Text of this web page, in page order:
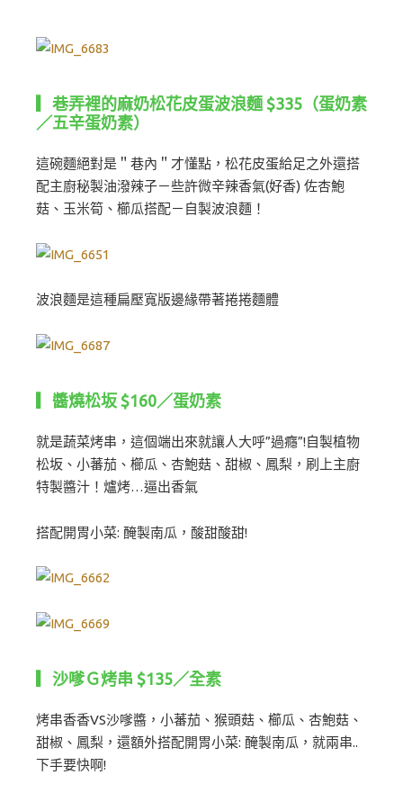
▎巷弄裡的麻奶松花皮蛋波浪麵 $335（蛋奶素
／五辛蛋奶素）
這碗麵絕對是＂巷內＂才懂點，松花皮蛋給足之外還搭
配主廚秘製油潑辣子－些許微辛辣香氣(好香) 佐杏鮑
菇、玉米筍、櫛瓜搭配－自製波浪麵！
波浪麵是這種扁壓寬版邊緣帶著捲捲麵體
▎醬燒松坂 $160／蛋奶素
就是蔬菜烤串，這個端出來就讓人大呼”過癮”!自製植物
松坂、小蕃茄、櫛瓜、杏鮑菇、甜椒、鳳梨，刷上主廚
特製醬汁！爐烤…逼出香氣
搭配開胃小菜: 醃製南瓜，酸甜酸甜!
▎沙嗲Ｇ烤串 $135／全素
烤串香香VS沙嗲醬，小蕃茄、猴頭菇、櫛瓜、杏鮑菇、
甜椒、鳳梨，還額外搭配開胃小菜: 醃製南瓜，就兩串..
下手要快啊!